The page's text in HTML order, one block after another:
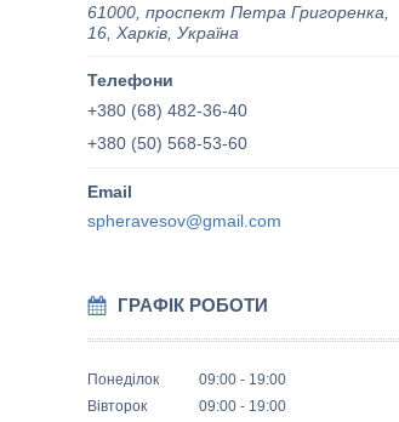
61000, проспект Петра Григоренка,
16, Харків, Україна
+380 (68) 482-36-40
+380 (50) 568-53-60
spheravesov@gmail.com
ГРАФІК РОБОТИ
Понеділок 09:00
19:00
Вівторок
09:00
19:00